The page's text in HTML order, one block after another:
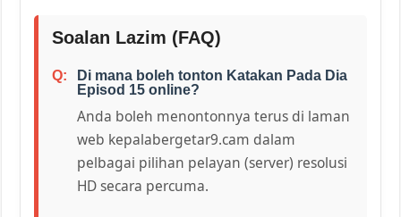
Soalan Lazim (FAQ)
Di mana boleh tonton Katakan Pada Dia
Episod 15 online?
Anda boleh menontonnya terus di laman
web kepalabergetar9.cam dalam
pelbagai pilihan pelayan (server) resolusi
HD secara percuma.